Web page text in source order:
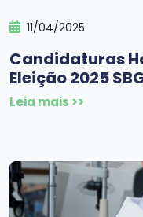
11/04/2025
Candidaturas
Eleição 2025
Leia mais >>